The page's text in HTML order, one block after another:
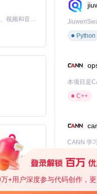
+用户深度参与代码创作，
，采用迁移学
MiniMax H3 是一个通用的全模态生成系统。它支持对由文本、图像、视频和音频组成的多模态上下文进行统一理解，并能生成分辨率高达 2K、时长可达 15 秒的带原生立体声音频的视频。得益于面向任务泛化的系统设计，H3 在预训练阶段就已具备广泛的多模态上下文理解与生成能力，能够出色地执行复杂的多模态指令。
基于Python的Xiaozhi AI，适用于想要完整Xiaozhi体验而无需拥有专用硬件的用户。
Python
C++
Jupyter